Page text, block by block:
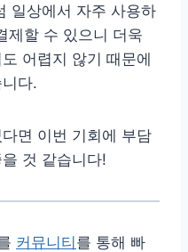
일상에서 자주 사용하
제할 수 있으니 더욱
어렵지 않기 때문에
다.
면 이번 기회에 부담
것 같습니다!
커뮤니티 를 통해 빠